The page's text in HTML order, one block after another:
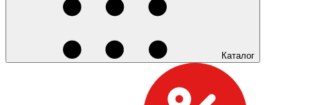
Каталог